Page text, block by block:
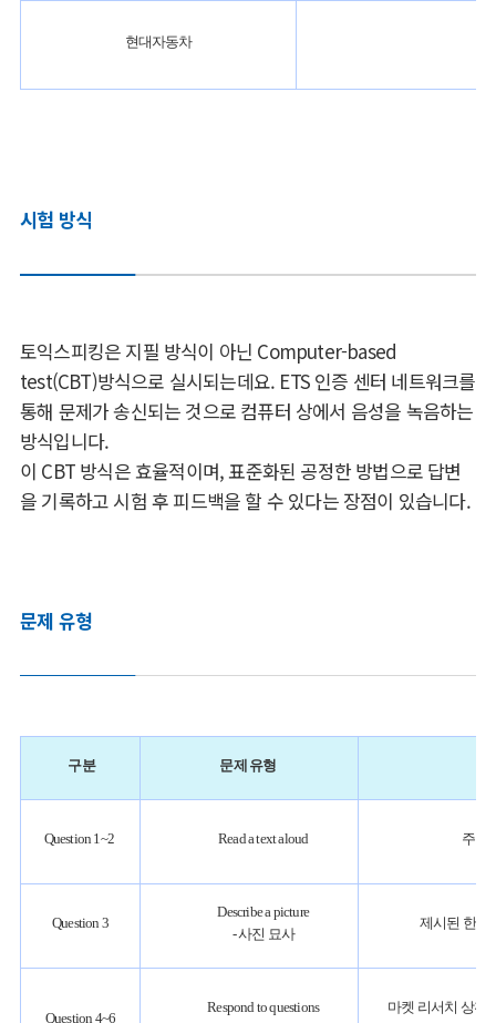
현대자동차
시험 방식
토익스피킹은 지필 방식이 아닌 Computer-based
test(CBT)방식으로 실시되는데요. ETS 인증 센터 네트워크를
통해 문제가 송신되는 것으로 컴퓨터 상에서 음성을 녹음하는
방식입니다.
이 CBT 방식은 효율적이며, 표준화된 공정한 방법으로 답변
을 기록하고 시험 후 피드백을 할 수 있다는 장점이 있습니다.
문제 유형
구분 문제 유형
Question 1~2 Read a text aloud 주어
Question 3
Describe a picture
- 사진 묘사
제시된 한 장
Question 4~6
Respond to questions
마켓 리서치 상황